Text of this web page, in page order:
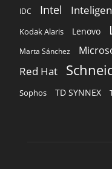
IDC Intel
Kodak Alaris Lenovo
Marta Sánchez
Red Hat
Sophos TD SYNNEX